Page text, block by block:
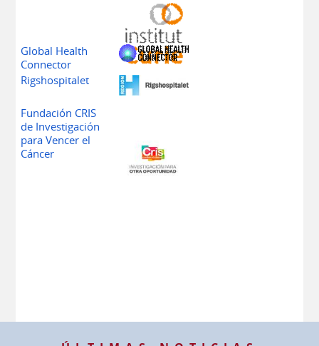
Global Health
Connector
Rigshospitalet
Fundación CRIS
de Investigación
para Vencer el
Cáncer